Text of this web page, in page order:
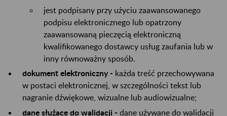
jest podpisany przy użyciu zaawansowanego
podpisu elektronicznego lub opatrzony
zaawansowaną pieczęcią elektroniczną
kwalifikowanego dostawcy usług zaufania lub w
inny równoważny sposób.
dokument elektroniczny - każda treść przechowywana
w postaci elektronicznej, w szczególności tekst lub
nagranie dźwiękowe, wizualne lub audiowizualne;
dane służące do walidacji - dane używane do walidacji